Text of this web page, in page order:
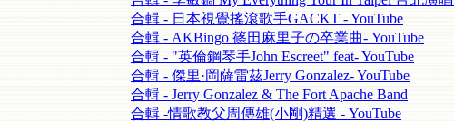
合輯 - 日本視覺搖滾歌手GACKT - YouTube
合輯 - AKBingo 篠田麻里子の卒業曲- YouTube
合輯 - "英倫鋼琴手John Escreet" feat- YouTube
合輯 - 傑里·岡薩雷茲Jerry Gonzalez- YouTube
合輯 - Jerry Gonzalez & The Fort Apache Band
合輯 -情歌教父周傳雄(小剛)精選 - YouTube